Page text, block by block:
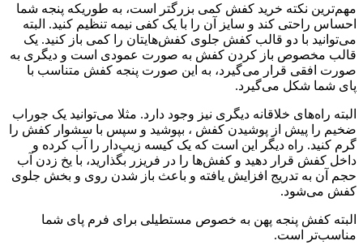
مهم‌ترین نکته خرید کفش کمی بزرگتر است، به طوریکه پنجه شما
احساس راحتی کند و سایز آن را با یک کفی نیمه تنظیم کنید. البته
می‌توانید با دو قالب کفش جلوی کفش‌هایتان را کمی باز کنید. یک
قالب مخصوص باز کردن کفش به صورت عمودی است و دیگری به
صورت افقی قرار می‌گیرد، به این صورت پنجه کفش متناسب با
پای شما شکل می‌گیرد.
البته راه‌های خلاقانه دیگری نیز وجود دارد. مثلا می‌توانید یک جوراب
ضخیم را پیش از پوشیدن کفش ، بپوشید و سپس با سشوار کفش را
گرم کنید. راه دیگر این است که یک کیسه زیپ‌دار را آب کرده و
داخل کفش قرار دهید و کفش‌ها را در فریزر بگذارید، با یخ زدن آب
حجم آن به تدریج افزایش یافته و باعث باز شدن روی و بخش جلوی
کفش می‌شود.
البته کفش پنجه پهن به خصوص مستطیلی برای فرم پای شما
مناسب‌تر است.